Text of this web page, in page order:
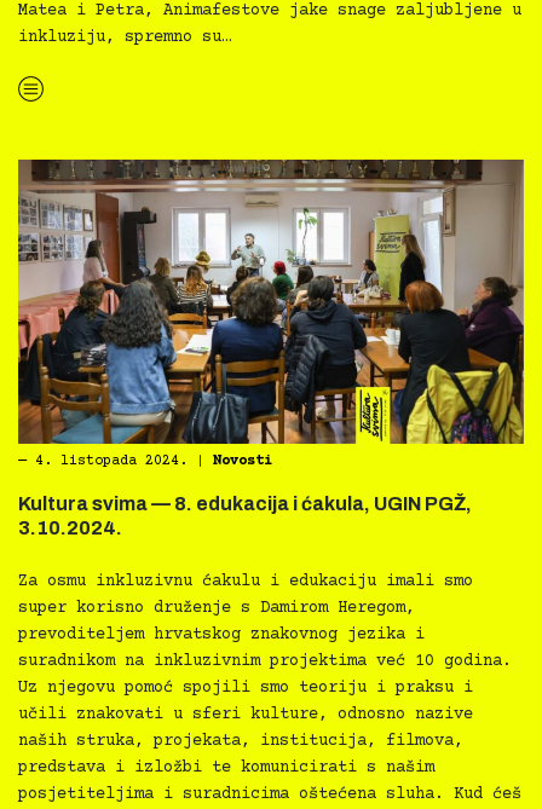
Matea i Petra, Animafestove jake snage zaljubljene u
inkluziju, spremno su…
“Film svima i Film svima svugdje dolaze na Animafest!”
― 4. listopada 2024. Novosti
Kultura svima — 8. edukacija i ćakula, UGIN PGŽ,
3.10.2024.
Za osmu inkluzivnu ćakulu i edukaciju imali smo
super korisno druženje s Damirom Heregom,
prevoditeljem hrvatskog znakovnog jezika i
suradnikom na inkluzivnim projektima već 10 godina.
Uz njegovu pomoć spojili smo teoriju i praksu i
učili znakovati u sferi kulture, odnosno nazive
naših struka, projekata, institucija, filmova,
predstava i izložbi te komunicirati s našim
posjetiteljima i suradnicima oštećena sluha. Kud ćeš